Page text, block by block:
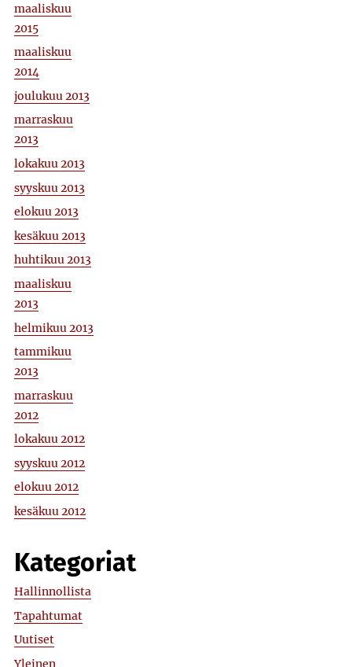
maaliskuu
2015
maaliskuu
2014
joulukuu 2013
marraskuu
2013
lokakuu 2013
syyskuu 2013
elokuu 2013
kesäkuu 2013
huhtikuu 2013
maaliskuu
2013
helmikuu 2013
tammikuu
2013
marraskuu
2012
lokakuu 2012
syyskuu 2012
elokuu 2012
kesäkuu 2012
Kategoriat
Hallinnollista
Tapahtumat
Uutiset
Yleinen